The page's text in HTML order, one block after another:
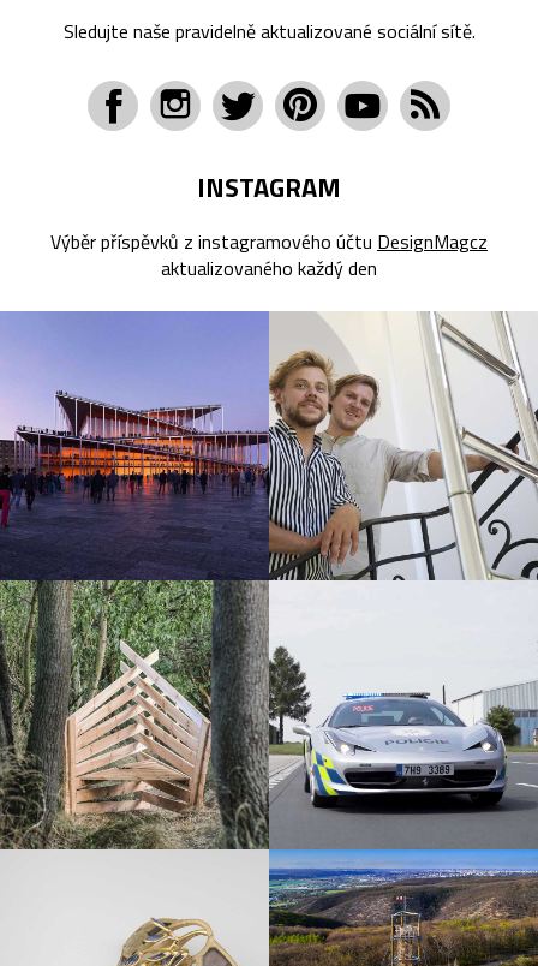
Sledujte naše pravidelně aktualizované sociální sítě.
INSTAGRAM
Výběr příspěvků z instagramového účtu DesignMagcz
aktualizovaného každý den